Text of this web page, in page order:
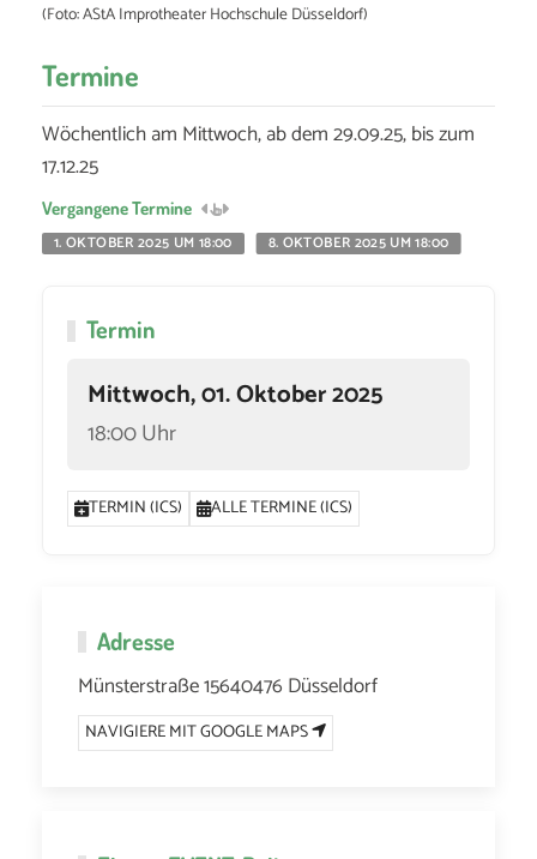
(Foto: AStA Improtheater Hochschule Düsseldorf)
Termine
Wöchentlich am Mittwoch, ab dem 29.09.25, bis zum
17.12.25
Vergangene Termine
1. OKTOBER 2025 UM 18:00
8. OKTOBER 2025 UM 18:00
Termin
Mittwoch, 01. Oktober 2025
18:00 Uhr
TERMIN (ICS) ALLE TERMINE (ICS)
Adresse
Münsterstraße 15640476 Düsseldorf
NAVIGIERE MIT GOOGLE MAPS